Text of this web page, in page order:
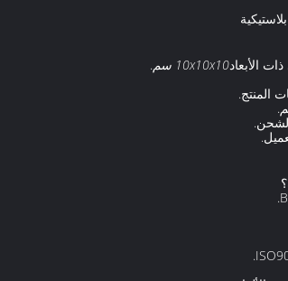
الأبعاد10x10x10 سم
.
المنتج.
.